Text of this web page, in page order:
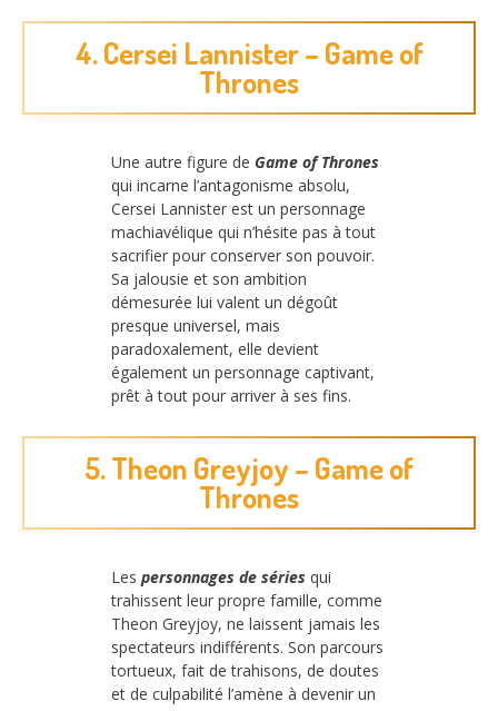
4. Cersei Lannister – Game of
Thrones
Une autre figure de Game of Thrones
qui incarne l’antagonisme absolu,
Cersei Lannister est un personnage
machiavélique qui n’hésite pas à tout
sacrifier pour conserver son pouvoir.
Sa jalousie et son ambition
démesurée lui valent un dégoût
presque universel, mais
paradoxalement, elle devient
également un personnage captivant,
prêt à tout pour arriver à ses fins.
5. Theon Greyjoy – Game of
Thrones
Les personnages de séries qui
trahissent leur propre famille, comme
Theon Greyjoy, ne laissent jamais les
spectateurs indifférents. Son parcours
tortueux, fait de trahisons, de doutes
et de culpabilité l’amène à devenir un